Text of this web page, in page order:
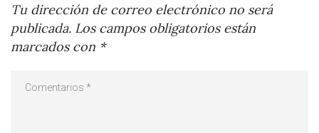
Tu dirección de correo electrónico no será
publicada. Los campos obligatorios están
marcados con *